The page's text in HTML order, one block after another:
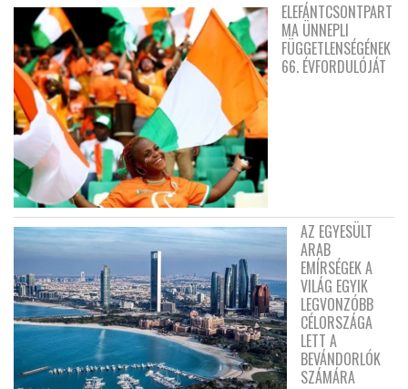
ELEFÁNTCSONTPART
MA ÜNNEPLI
FÜGGETLENSÉGÉNEK
66. ÉVFORDULÓJÁT
AZ EGYESÜLT
ARAB
EMÍRSÉGEK A
VILÁG EGYIK
LEGVONZÓBB
CÉLORSZÁGA
LETT A
BEVÁNDORLÓK
SZÁMÁRA